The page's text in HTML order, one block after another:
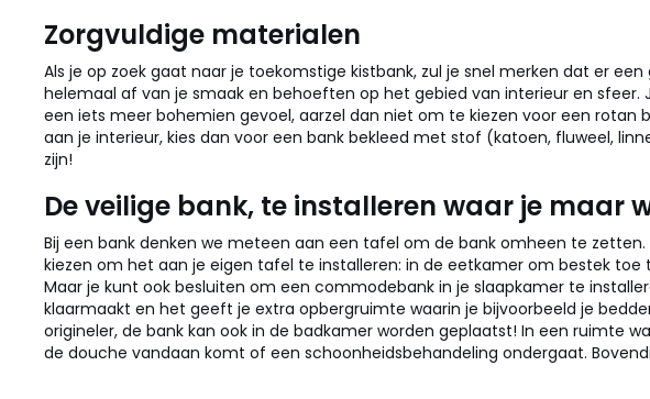
Zorgvuldige materialen
Als je op zoek gaat naar je toekomstige kistbank, zul je snel merken dat er
helemaal af van je smaak en behoeften op het gebied van interieur en sfeer.
een iets meer bohemien gevoel, aarzel dan niet om te kiezen voor een rotan
aan je interieur, kies dan voor een bank bekleed met stof (katoen, fluweel,
zijn!
De veilige bank, te installeren waar je maar
Bij een bank denken we meteen aan een tafel om de bank omheen te
kiezen om het aan je eigen tafel te installeren: in de eetkamer om bestek
Maar je kunt ook besluiten om een commodebank in je slaapkamer te
klaarmaakt en het geeft je extra opbergruimte waarin je bijvoorbeeld je
origineler, de bank kan ook in de badkamer worden geplaatst! In een ruimte
de douche vandaan komt of een schoonheidsbehandeling ondergaat.